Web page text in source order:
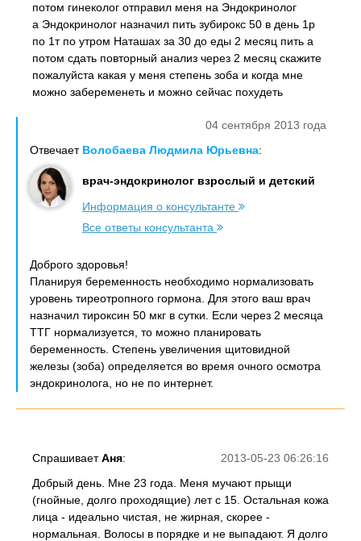
потом гинеколог отправил меня на Эндокринолог
а Эндокринолог назначил пить зубирокс 50 в день 1р
по 1т по утром Наташах за 30 до еды 2 месяц пить а
потом сдать повторный анализ через 2 месяц скажите
пожалуйста какая у меня степень зоба и когда мне
можно забеременеть и можно сейчас похудеть
04 сентября 2013 года
Отвечает Волобаева Людмила Юрьевна:
врач-эндокринолог взрослый и детский
Информация о консультанте
Все ответы консультанта
Доброго здоровья!
Планируя беременность необходимо нормализовать
уровень тиреотропного гормона. Для этого ваш врач
назначил тироксин 50 мкг в сутки. Если через 2 месяца
ТТГ нормализуется, то можно планировать
беременность. Степень увеличения щитовидной
железы (зоба) определяется во время очного осмотра
эндокринолога, но не по интернет.
2013-05-23 06:26:16
СпрашиваетАня:
Добрый день. Мне 23 года. Меня мучают прыщи
(гнойные, долго проходящие) лет с 15. Остальная кожа
лица - идеально чистая, не жирная, скорее -
нормальная. Волосы в порядке и не выпадают. Я долго